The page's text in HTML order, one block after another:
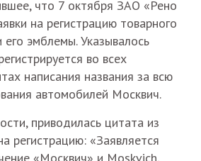
что 7 октября ЗАО «Рено
на регистрацию товарного
эмблемы. Указывалось
во всех
написания названия за всю
автомобилей Москвич.
приводилась цитата из
регистрацию: «Заявляется